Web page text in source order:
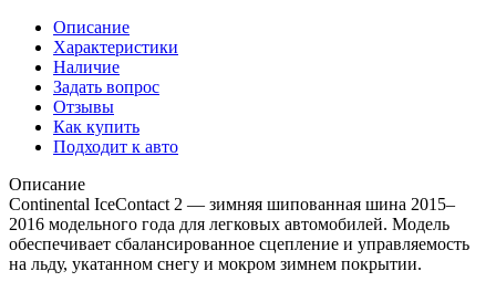
Описание
Характеристики
Наличие
Задать вопрос
Отзывы
Как купить
Подходит к авто
Описание
Continental IceContact 2 — зимняя шипованная шина 2015–
2016 модельного года для легковых автомобилей. Модель
обеспечивает сбалансированное сцепление и управляемость
на льду, укатанном снегу и мокром зимнем покрытии.